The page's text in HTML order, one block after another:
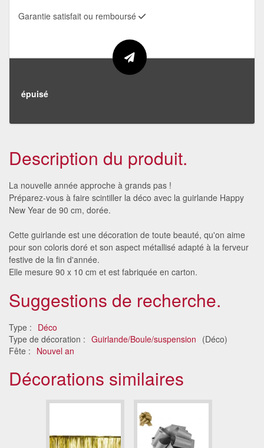
Garantie satisfait ou remboursé
épuisé
Description du produit.
La nouvelle année approche à grands pas !
Préparez-vous à faire scintiller la déco avec la guirlande Happy
New Year de 90 cm, dorée.
Cette guirlande est une décoration de toute beauté, qu'on aime
pour son coloris doré et son aspect métallisé adapté à la ferveur
festive de la fin d'année.
Elle mesure 90 x 10 cm et est fabriquée en carton.
Suggestions de recherche.
Type : Déco
Type de décoration : Guirlande/Boule/suspension (Déco)
Fête : Nouvel an
Décorations similaires